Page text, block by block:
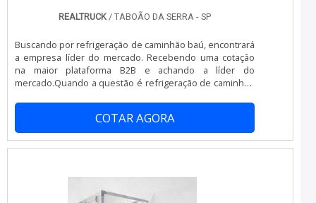
REALTRUCK / TABOÃO DA SERRA - SP
Buscando por refrigeração de caminhão baú, encontrará
a empresa líder do mercado. Recebendo uma cotação
na maior plataforma B2B e achando a líder do
mercado.Quando a questão é refrigeração de caminhão
pagamento via transferência bancária.OUTRAS
INFORMAÇÕES SOBRE REFRIGERAÇÃO DE CAMINHÃO
BAÚHá muitas maneiras eficientes de demonstrar
competência e excelência em sua área de atuação. A
geração; Tecnologia de ponta. Tudo isso para garantir
COTAR AGORA